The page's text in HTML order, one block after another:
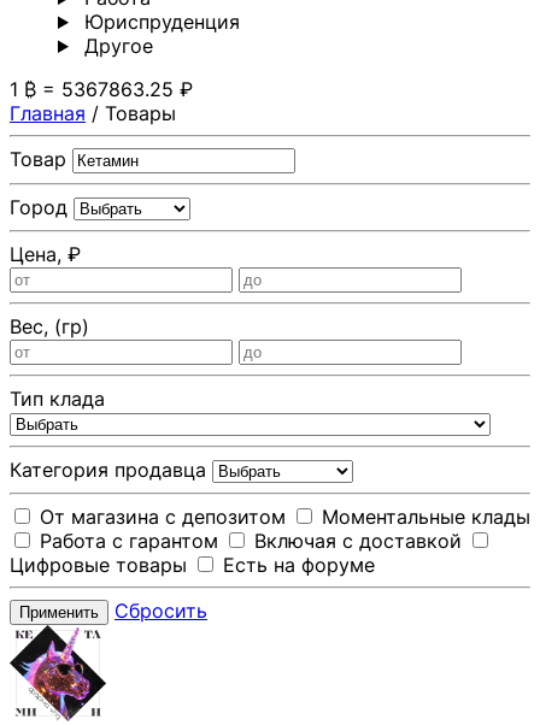
Юриспруденция
Другoе
1 ₿ = 5367863.25 ₽
Главная / Товары
Товар
Город
Цена, ₽
Вес, (гр)
Тип клада
Категория продавца
От магазина с депозитом
Моментальные клады
Работа с гарантом
Включая с доставкой
Цифровые товары
Есть на форуме
Применить Сбросить